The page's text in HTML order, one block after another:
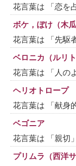
花言葉は 「恋を
ボケ，ぼけ（木瓜
花言葉は 「先駆
ベロニカ（ルリト
花言葉は 「人の
ヘリオトロープ
花言葉は 「献身
ベゴニア
花言葉は 「親切
プリムラ（西洋